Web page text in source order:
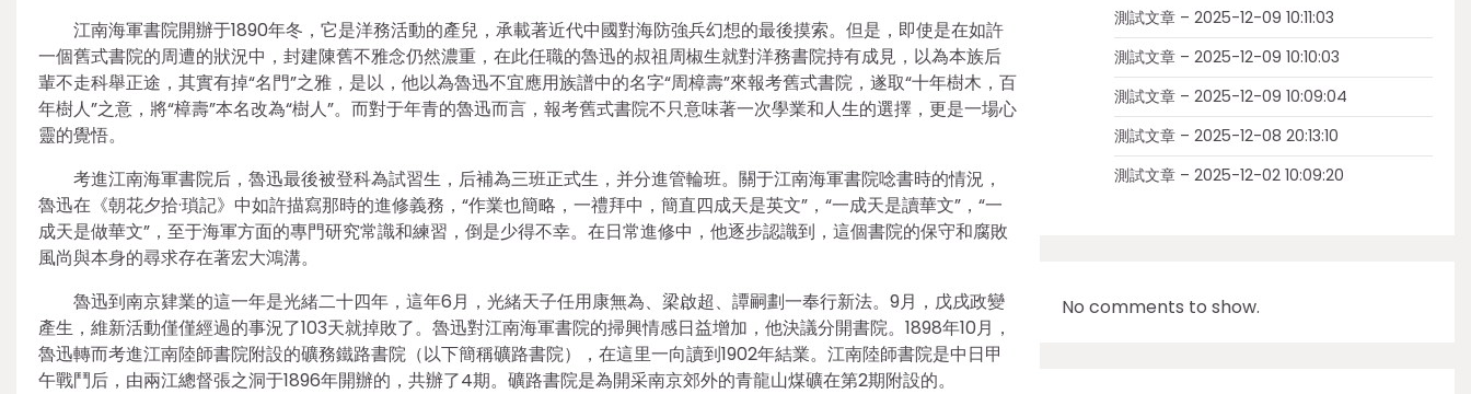
江南海軍書院開辦于1890年冬，它是洋務活動的產兒，承載著近代中國對海防強兵幻想的最後摸索。但是，即使是在如許
一個舊式書院的周遭的狀況中，封建陳舊不雅念仍然濃重，在此任職的魯迅的叔祖周椒生就對洋務書院持有成見，以為本族后
輩不走科舉正途，其實有掉“名門”之雅，是以，他以為魯迅不宜應用族譜中的名字“周樟壽”來報考舊式書院，遂取“十年樹木，百
年樹人”之意，將“樟壽”本名改為“樹人”。而對于年青的魯迅而言，報考舊式書院不只意味著一次學業和人生的選擇，更是一場心
靈的覺悟。
考進江南海軍書院后，魯迅最後被登科為試習生，后補為三班正式生，并分進管輪班。關于江南海軍書院唸書時的情況，
魯迅在《朝花夕拾·瑣記》中如許描寫那時的進修義務，“作業也簡略，一禮拜中，簡直四成天是英文”，“一成天是讀華文”，“一
成天是做華文”，至于海軍方面的專門研究常識和練習，倒是少得不幸。在日常進修中，他逐步認識到，這個書院的保守和腐敗
風尚與本身的尋求存在著宏大鴻溝。
魯迅到南京肄業的這一年是光緒二十四年，這年6月，光緒天子任用康無為、梁啟超、譚嗣劃一奉行新法。9月，戊戌政變
產生，維新活動僅僅經過的事況了103天就掉敗了。魯迅對江南海軍書院的掃興情感日益增加，他決議分開書院。1898年10月，
魯迅轉而考進江南陸師書院附設的礦務鐵路書院（以下簡稱礦路書院），在這里一向讀到1902年結業。江南陸師書院是中日甲
午戰鬥后，由兩江總督張之洞于1896年開辦的，共辦了4期。礦路書院是為開采南京郊外的青龍山煤礦在第2期附設的。
測試文章 – 2025-12-09 10:11:03
測試文章 – 2025-12-09 10:10:03
測試文章 – 2025-12-09 10:09:04
測試文章 – 2025-12-08 20:13:10
測試文章 – 2025-12-02 10:09:20
No comments to show.